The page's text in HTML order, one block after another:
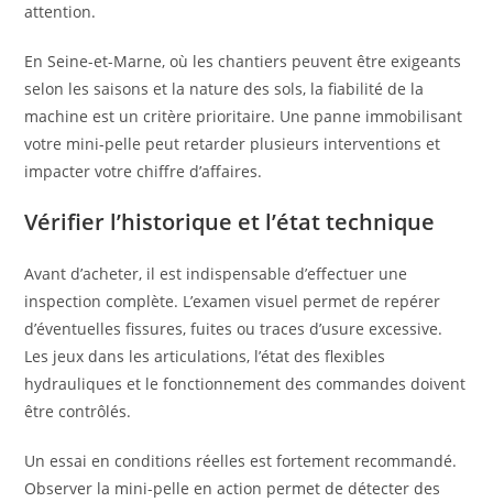
attention.
En Seine-et-Marne, où les chantiers peuvent être exigeants
selon les saisons et la nature des sols, la fiabilité de la
machine est un critère prioritaire. Une panne immobilisant
votre mini-pelle peut retarder plusieurs interventions et
impacter votre chiffre d’affaires.
Vérifier l’historique et l’état technique
Avant d’acheter, il est indispensable d’effectuer une
inspection complète. L’examen visuel permet de repérer
d’éventuelles fissures, fuites ou traces d’usure excessive.
Les jeux dans les articulations, l’état des flexibles
hydrauliques et le fonctionnement des commandes doivent
être contrôlés.
Un essai en conditions réelles est fortement recommandé.
Observer la mini-pelle en action permet de détecter des